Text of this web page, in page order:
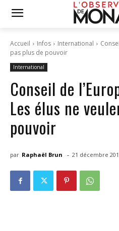
Accueil Infos International
pas plus de pouvoir
International
Conseil de
Les élus ne
pouvoir
par Raphaël Brun - 21 décembre